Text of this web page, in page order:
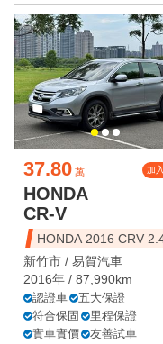
37.80 萬 加
HONDA
CR-V
HONDA 2016 CRV
新竹市 / 易賀汽車
2016年 / 87,990km
認證車
五大保證
符合保固
里程保證
實車實價
友善試車